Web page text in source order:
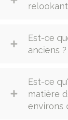
Est-ce
anciens ?
Est-ce
matière
environs